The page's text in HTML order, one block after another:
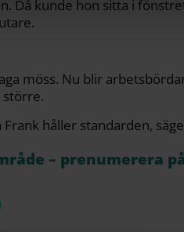
Då kunde hon sitta i
möss. Nu blir
större.
håller standarden,
– prenumerera